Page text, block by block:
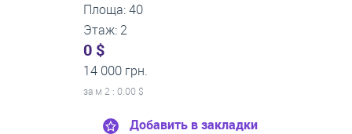
Площа: 40
Этаж: 2
0 $
14 000 грн.
за м 2 : 0.00 $
Добавить в закладки